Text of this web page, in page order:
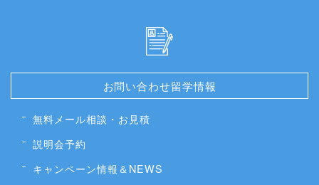
お問い合わせ留学情報
無料メール相談・お見積
説明会予約
キャンペーン情報＆NEWS